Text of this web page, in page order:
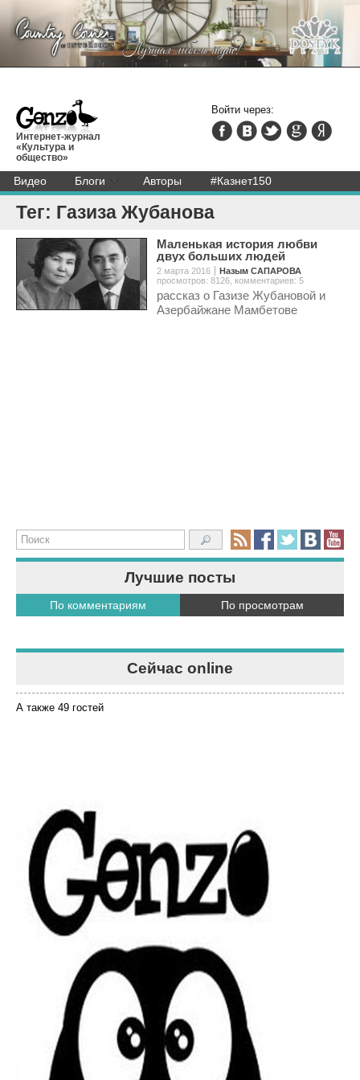
Интернет-журнал
«Культура и
общество»
Видео Блоги Авторы #Казнет150
Войти через:
Лучшие посты
По комментариям По просмотрам
Сейчас online
А также 49 гостей
Тег: Газиза Жубанова
Маленькая история любви
двух больших людей
2 марта 2016
Назым САПАРОВА
просмотров: 8126, комментариев: 5
рассказ о Газизе Жубановой и
Азербайжане Мамбетове